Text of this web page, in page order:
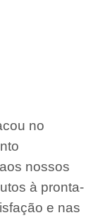
no
nossos
à pronta-
e nas